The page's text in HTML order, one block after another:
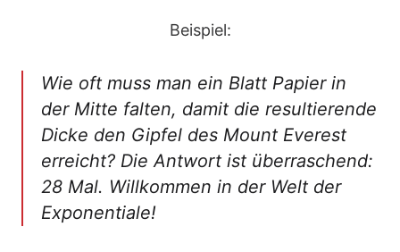
Beispiel:
Wie oft muss man ein Blatt Papier in
der Mitte falten, damit die resultierende
Dicke den Gipfel des Mount Everest
erreicht? Die Antwort ist überraschend:
28 Mal. Willkommen in der Welt der
Exponentiale!